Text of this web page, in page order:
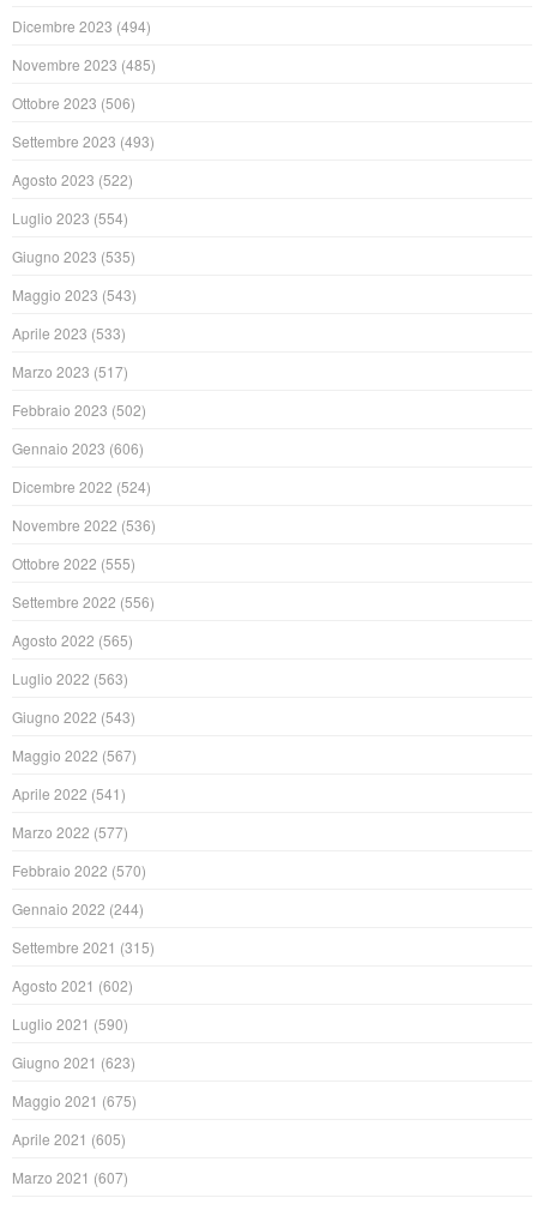
Dicembre 2023 (494)
Novembre 2023 (485)
Ottobre 2023 (506)
Settembre 2023 (493)
Agosto 2023 (522)
Luglio 2023 (554)
Giugno 2023 (535)
Maggio 2023 (543)
Aprile 2023 (533)
Marzo 2023 (517)
Febbraio 2023 (502)
Gennaio 2023 (606)
Dicembre 2022 (524)
Novembre 2022 (536)
Ottobre 2022 (555)
Settembre 2022 (556)
Agosto 2022 (565)
Luglio 2022 (563)
Giugno 2022 (543)
Maggio 2022 (567)
Aprile 2022 (541)
Marzo 2022 (577)
Febbraio 2022 (570)
Gennaio 2022 (244)
Settembre 2021 (315)
Agosto 2021 (602)
Luglio 2021 (590)
Giugno 2021 (623)
Maggio 2021 (675)
Aprile 2021 (605)
Marzo 2021 (607)